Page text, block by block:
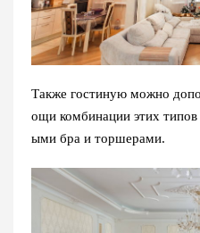
Также гостиную можно
ощи комбинации этих типов
ыми бра и торшерами.